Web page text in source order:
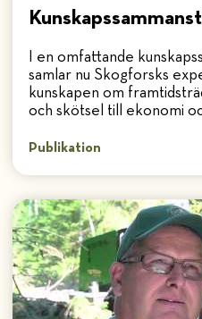
I en omfattande
samlar nu Skogforsks
kunskapen om
och skötsel till ekonomi
Publikation